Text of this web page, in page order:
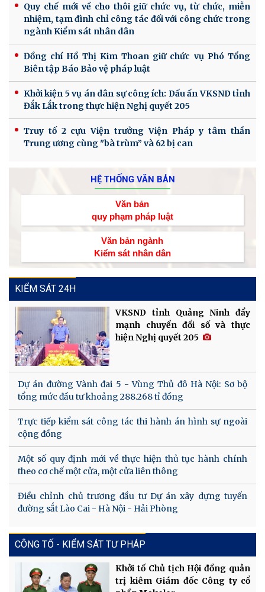
Quy chế mới về cho thôi giữ chức vụ, từ chức, miễn
nhiệm, tạm đình chỉ công tác đối với công chức trong
ngành Kiểm sát nhân dân
Đồng chí Hồ Thị Kim Thoan giữ chức vụ Phó Tổng
Biên tập Báo Bảo vệ pháp luật
Khởi kiện 5 vụ án dân sự công ích: Dấu ấn VKSND tỉnh
Đắk Lắk trong thực hiện Nghị quyết 205
Truy tố 2 cựu Viện trưởng Viện Pháp y tâm thần
Trung ương cùng "bà trùm” và 62 bị can
HỆ THỐNG VĂN BẢN
Văn bản
quy phạm pháp luật
Văn bản ngành
Kiểm sát nhân dân
KIỂM SÁT 24H
VKSND tỉnh Quảng Ninh đẩy
mạnh chuyển đổi số và thực
hiện Nghị quyết 205
Dự án đường Vành đai 5 - Vùng Thủ đô Hà Nội: Sơ bộ
tổng mức đầu tư khoảng 288.268 tỉ đồng
Trực tiếp kiểm sát công tác thi hành án hình sự ngoài
cộng đồng
Một số quy định mới về thực hiện thủ tục hành chính
theo cơ chế một cửa, một cửa liên thông
Điều chỉnh chủ trương đầu tư Dự án xây dựng tuyến
đường sắt Lào Cai - Hà Nội - Hải Phòng
CÔNG TỐ - KIỂM SÁT TƯ PHÁP
Khởi tố Chủ tịch Hội đồng quản
trị kiêm Giám đốc Công ty cổ